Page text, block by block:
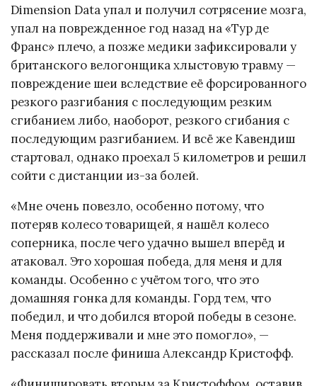
Dimension Data упал и получил сотрясение мозга,
упал на поврежденное год назад на «Тур де
Франс» плечо, а позже медики зафиксировали у
британского велогонщика хлыстовую травму —
повреждение шеи вследствие её форсированного
резкого разгибания с последующим резким
сгибанием либо, наоборот, резкого сгибания с
последующим разгибанием. И всё же Кавендиш
стартовал, однако проехал 5 километров и решил
сойти с дистанции из-за болей.
«Мне очень повезло, особенно потому, что
потеряв колесо товарищей, я нашёл колесо
соперника, после чего удачно вышел вперёд и
атаковал. Это хорошая победа, для меня и для
команды. Особенно с учётом того, что это
домашняя гонка для команды. Горд тем, что
победил, и что добился второй победы в сезоне.
Меня поддерживали и мне это помогло», —
рассказал после финиша Александр Кристофф.